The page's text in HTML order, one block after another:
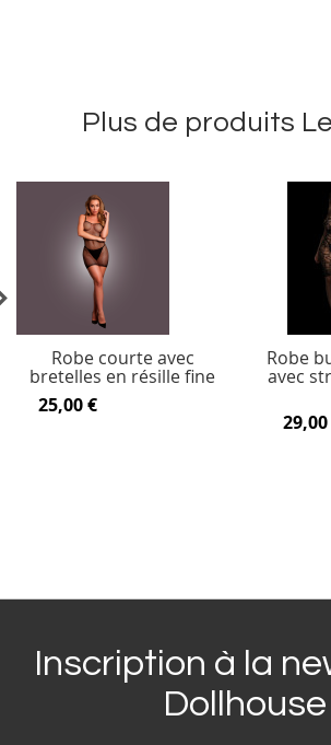
Plus de produits
Robe courte avec
bretelles en résille fine
25,00 €
Robe
avec
Inscription à la
Dollhouse